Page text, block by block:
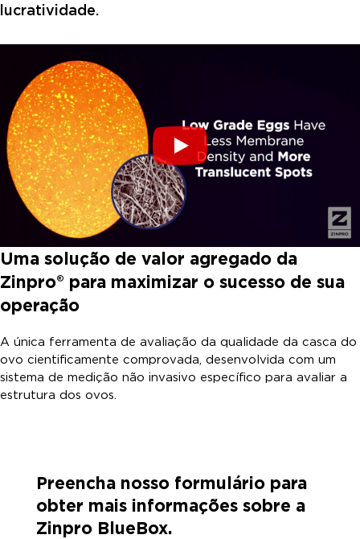
lucratividade.
Uma solução de valor agregado da
Zinpro® para maximizar o sucesso de sua
operação
A única ferramenta de avaliação da qualidade da casca do
ovo cientificamente comprovada, desenvolvida com um
sistema de medição não invasivo específico para avaliar a
estrutura dos ovos.
Preencha nosso formulário para
obter mais informações sobre a
Zinpro BlueBox.